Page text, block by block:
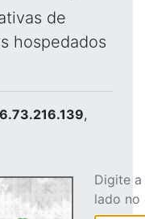
de
hospedados
,
Digite
lado no